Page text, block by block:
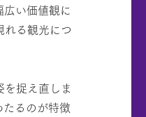
い価値観に
る観光につ
捉え直しま
るのが特徴